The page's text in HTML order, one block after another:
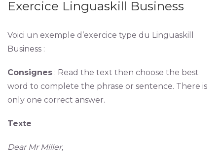
Exercice Linguaskill Business
Voici un exemple d’exercice type du Linguaskill
Business :
Consignes: Read the text then choose the best
word to complete the phrase or sentence. There is
only one correct answer.
Texte
Dear Mr Miller,